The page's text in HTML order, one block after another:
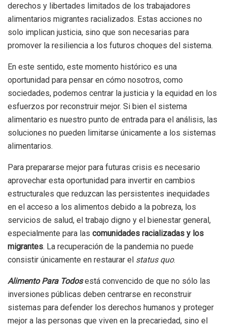
derechos y libertades limitados de los trabajadores
alimentarios migrantes racializados. Estas acciones no
solo implican justicia, sino que son necesarias para
promover la resiliencia a los futuros choques del sistema.
En este sentido, este momento histórico es una
oportunidad para pensar en cómo nosotros, como
sociedades, podemos centrar la justicia y la equidad en los
esfuerzos por reconstruir mejor. Si bien el sistema
alimentario es nuestro punto de entrada para el análisis, las
soluciones no pueden limitarse únicamente a los sistemas
alimentarios.
Para prepararse mejor para futuras crisis es necesario
aprovechar esta oportunidad para invertir en cambios
estructurales que reduzcan las persistentes inequidades
en el acceso a los alimentos debido a la pobreza, los
servicios de salud, el trabajo digno y el bienestar general,
especialmente para las comunidades racializadas y los
migrantes. La recuperación de la pandemia no puede
consistir únicamente en restaurar el status quo.
Alimento Para Todosestá convencido de que no sólo las
inversiones públicas deben centrarse en reconstruir
sistemas para defender los derechos humanos y proteger
mejor a las personas que viven en la precariedad, sino el